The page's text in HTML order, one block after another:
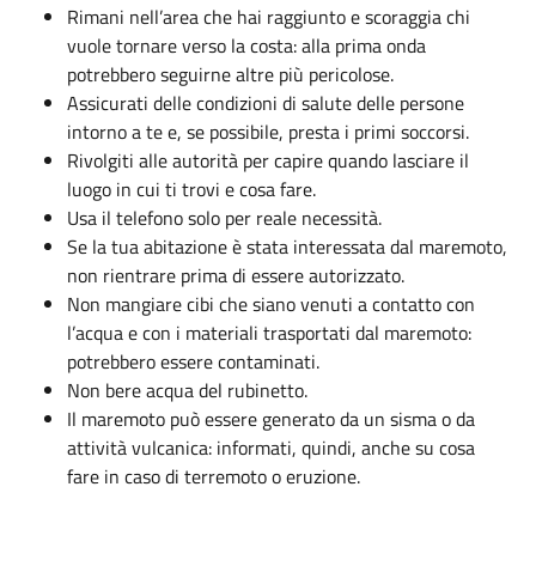
Rimani nell’area che hai raggiunto e scoraggia chi
vuole tornare verso la costa: alla prima onda
potrebbero seguirne altre più pericolose.
Assicurati delle condizioni di salute delle persone
intorno a te e, se possibile, presta i primi soccorsi.
Rivolgiti alle autorità per capire quando lasciare il
luogo in cui ti trovi e cosa fare.
Usa il telefono solo per reale necessità.
Se la tua abitazione è stata interessata dal maremoto,
non rientrare prima di essere autorizzato.
Non mangiare cibi che siano venuti a contatto con
l’acqua e con i materiali trasportati dal maremoto:
potrebbero essere contaminati.
Non bere acqua del rubinetto.
Il maremoto può essere generato da un sisma o da
attività vulcanica: informati, quindi, anche su cosa
fare in caso di terremoto o eruzione.